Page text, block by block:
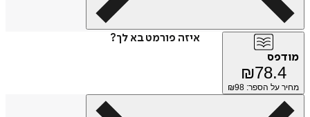
איזה פורמט בא לך?
מודפס
₪78.4
מחיר על הספר: ₪ 98